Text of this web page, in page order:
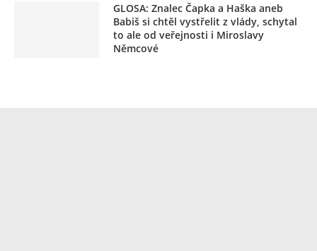
GLOSA: Znalec Čapka a Haška aneb
Babiš si chtěl vystřelit z vlády, schytal
to ale od veřejnosti i Miroslavy
Němcové